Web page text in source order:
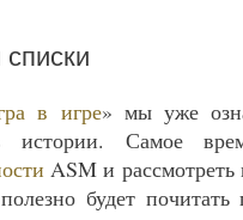
списки
в игре» мы уже
истории. Самое
ASM и
будет